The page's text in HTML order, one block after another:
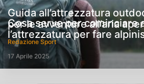
Guida all’attrezzatura
per le avventure all’aria
Redazione Sport
17 Aprile 2025
Cosa serve per cominciare
l’attrezzatura per fare